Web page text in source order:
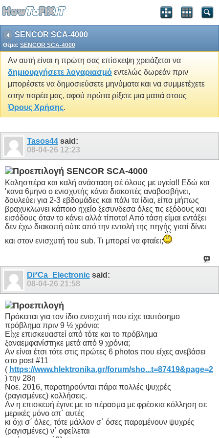
SENCOR SCA-4000
Θέμα: SENCOR SCA-4000
Αν αυτή είναι η πρώτη σας επίσκεψη χρειάζεται να
δημιουργήσετε λογαριασμό εντελώς δωρεάν πριν
μπορέσετε να δημοσιεύσετε μηνύματα και να συμμετέχετε
στην παρέα μας, αφού πρώτα ρίξετε μια ματιά στους
Όρους Χρήσης.
Tasos44 said:
08-04-26 12:23
SENCOR SCA-4000
Καλησπέρα και καλή ανάσταση σέ όλους με υγεία!! Εδώ και
'κανα 6μηνο ο ενισχυτής κάνει διακοπές αναβοσβήνει,
δουλεύει για 2-3 εβδομάδες και πάλι τα ίδια, είπα μήπως
βραχυκλωνει κάποιο ηχείο ξεσυνδεσα όλες τις εξόδους και
εισόδους όταν το κάνει αλλά τίποτα! Από τάση είμαι εντάξει
δεν έχω διακοπή ούτε από την εντολή της πηγής γιατί δίνει
και στον ενισχυτή του sub. Τι μπορεί να φταίει;
Di*Ca_Electronic said:
08-04-26 21:58
Πρόκειται για τον ίδιο ενισχυτή που είχε ταυτόσημο
πρόβλημα πριν 9 ½ χρόνια;
Είχε επισκευαστεί από τότε και το πρόβλημα
ξαναεμφανίστηκε μετά από 9 χρόνια;
Αν είναι έτσι τότε στις πρώτες 6 photos που είχες ανεβάσει
στο post #11
( https://www.hlektronika.gr/forum/sho...t=87419&page=2
) την 28η
Νοε. 2016, παρατηρούνται πάρα πολλές ψυχρές
(ραγισμένες) κολλήσεις.
Αν η επισκευή έγινε με το πέρασμα με φρέσκια κόλληση σε
μερικές μόνο απ΄ αυτές
κι όχι σ΄ όλες, τότε μάλλον σ΄ όσες παραμένουν ψυχρές
(ραγισμένες) ν΄ οφείλεται